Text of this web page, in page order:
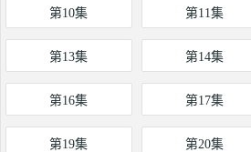
第10集 第11集
第13集 第14集
第16集 第17集
第19集 第20集